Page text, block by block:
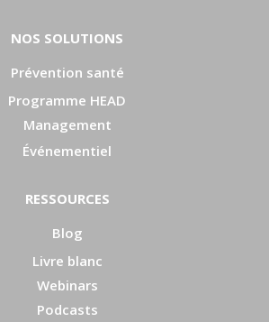
NOS SOLUTIONS
Prévention santé
Programme HEAD
Management
Événementiel
RESSOURCES
Blog
Livre blanc
Webinars
Podcasts